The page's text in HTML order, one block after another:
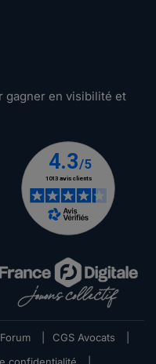
gagner en visibilité et
CGS Avocats